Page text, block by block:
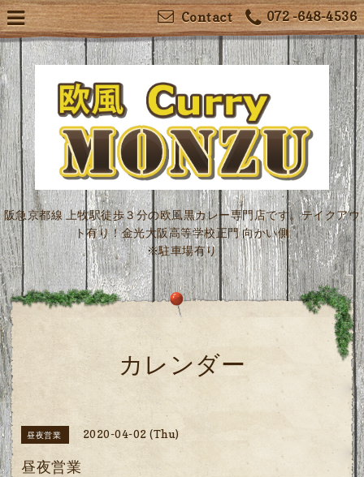
072 -648-4536
Contact
阪急京都線 上牧駅徒歩３分の欧風黒カレー専門店です。テイクアウ
ト有り！金光大阪高等学校正門 向かい側
※駐車場有り
カレンダー
昼夜営業 2020-04-02 (Thu)
昼夜営業